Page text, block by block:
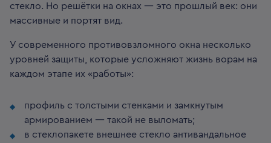
стекло. Но решётки на окнах — это прошлый век: они
массивные и портят вид.
У современного противовзломного окна несколько
уровней защиты, которые усложняют жизнь ворам на
каждом этапе их «работы»:
профиль с толстыми стенками и замкнутым
армированием — такой не выломать;
в стеклопакете внешнее стекло антивандальное